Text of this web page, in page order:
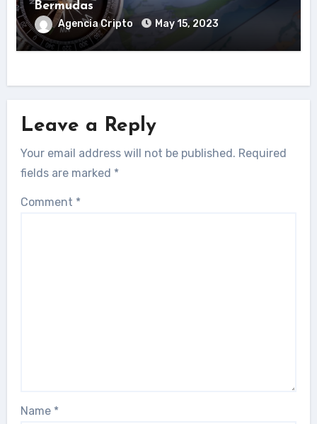
Bermudas
Agencia Cripto May 15, 2023
Leave a Reply
Your email address will not be published. Required
fields are marked *
Comment *
Name *